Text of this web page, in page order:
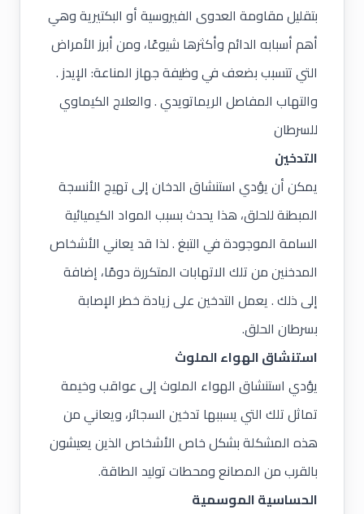
بتقليل مقاومة العدوى الفيروسية أو البكتيرية وهي
أهم أسبابه الدائم وأكثرها شيوعًا، ومن أبرز الأمراض
التي تتسبب بضعف في وظيفة جهاز المناعة: الإيدز .
والتهاب المفاصل الريماتويدي . والعلاج الكيماوي
للسرطان
التدخين
يمكن أن يؤدي استنشاق الدخان إلى تهيج الأنسجة
المبطنة للحلق، هذا يحدث بسبب المواد الكيميائية
السامة الموجودة في التبغ . لذا قد يعاني الأشخاص
المدخنين من تلك الاتهابات المتكررة دومًا، إضافة
إلى ذلك . يعمل التدخين على زيادة خطر الإصابة
بسرطان الحلق.
استنشاق الهواء الملوث
يؤدي استنشاق الهواء الملوث إلى عواقب وخيمة
تماثل تلك التي يسببها تدخين السجائر، ويعاني من
هذه المشكلة بشكل خاص الأشخاص الذين يعيشون
بالقرب من المصانع ومحطات توليد الطاقة.
الحساسية الموسمية